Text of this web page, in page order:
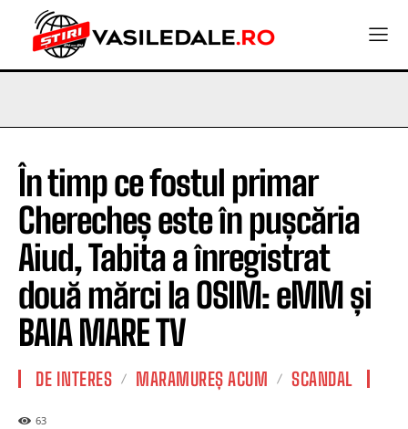
În timp ce fostul primar
Cherecheș este în pușcăria
Aiud, Tabita a înregistrat
două mărci la OSIM: eMM și
BAIA MARE TV
DE INTERES MARAMUREȘ ACUM SCANDAL
63